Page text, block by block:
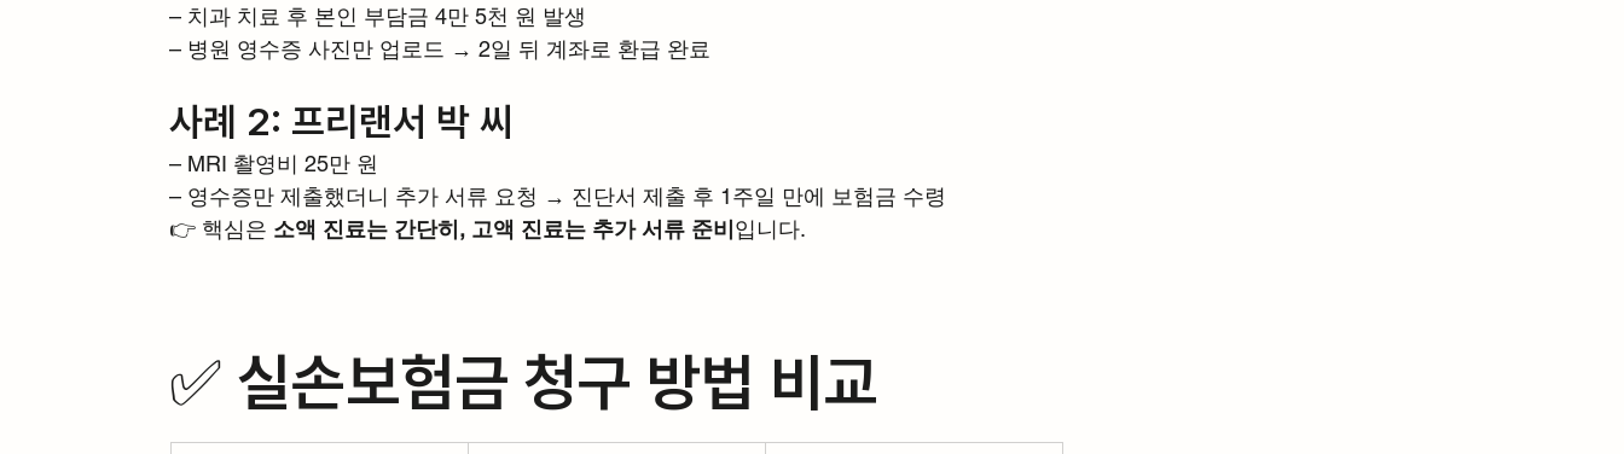
– 치과 치료 후 본인 부담금 4만 5천 원 발생
– 병원 영수증 사진만 업로드 → 2일 뒤 계좌로 환급 완료
사례 2: 프리랜서 박 씨
– MRI 촬영비 25만 원
– 영수증만 제출했더니 추가 서류 요청 → 진단서 제출 후 1주일 만에 보험금 수령
👉 핵심은 소액 진료는 간단히, 고액 진료는 추가 서류 준비입니다.
✅ 실손보험금 청구 방법 비교